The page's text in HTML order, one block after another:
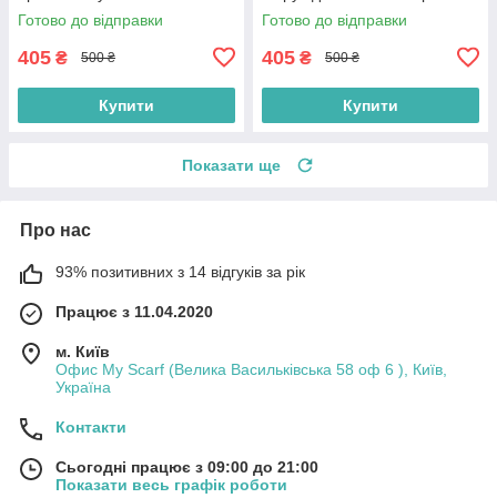
Готово до відправки
405 ₴ 500 ₴
Купити
Готово до відправки
405 ₴ 500 ₴
Купити
Показати ще
Про нас
93% позитивних з 14 відгуків за рік
Працює з 11.04.2020
м. Київ
Офис My Scarf (Велика Васильківська 58 оф 6 ), Київ,
Україна
Контакти
Сьогодні працює з 09:00 до 21:00
Показати весь графік роботи